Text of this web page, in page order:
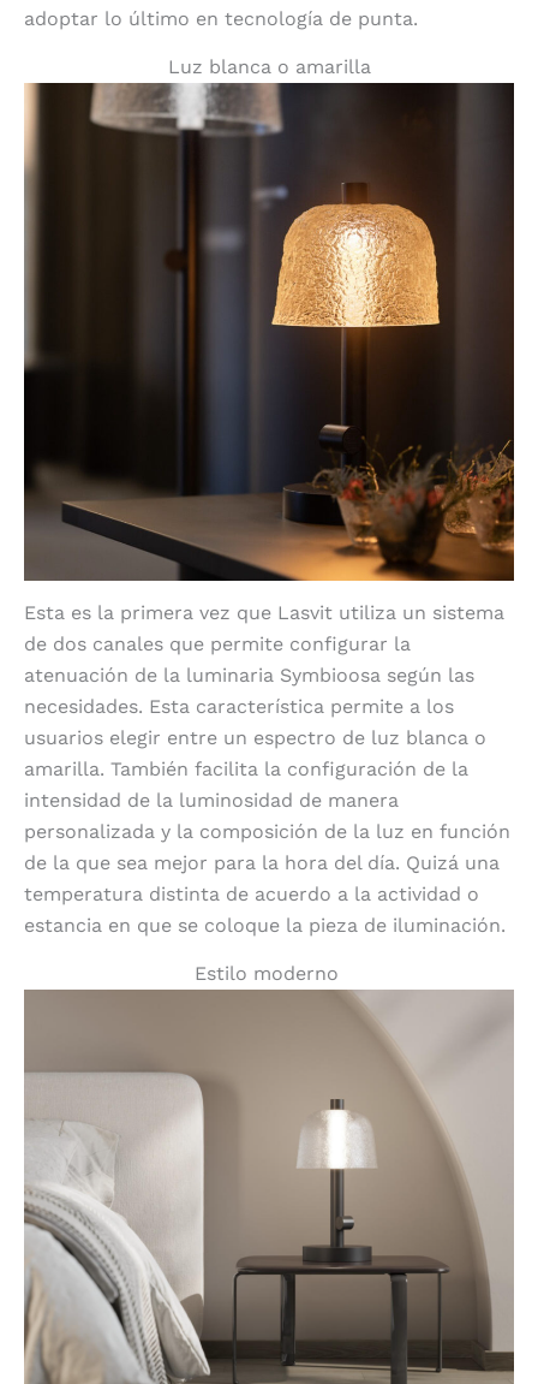
adoptar lo último en tecnología de punta.
Luz blanca o amarilla
Esta es la primera vez que Lasvit utiliza un sistema
de dos canales que permite configurar la
atenuación de la luminaria Symbioosa según las
necesidades. Esta característica permite a los
usuarios elegir entre un espectro de luz blanca o
amarilla. También facilita la configuración de la
intensidad de la luminosidad de manera
personalizada y la composición de la luz en función
de la que sea mejor para la hora del día. Quizá una
temperatura distinta de acuerdo a la actividad o
estancia en que se coloque la pieza de iluminación.
Estilo moderno